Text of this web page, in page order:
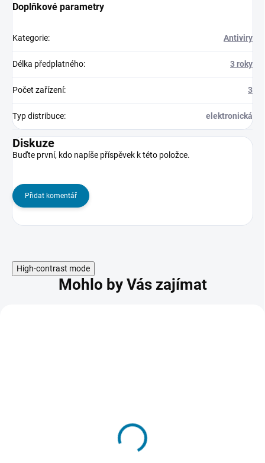
Doplňkové parametry
Kategorie: Antiviry
Délka předplatného: 3 roky
Počet zařízení: 3
Typ distribuce: elektronická
Diskuze
Buďte první, kdo napíše příspěvek k této položce.
Přidat komentář
High-contrast mode
Mohlo by Vás zajímat
Avast Premium Security